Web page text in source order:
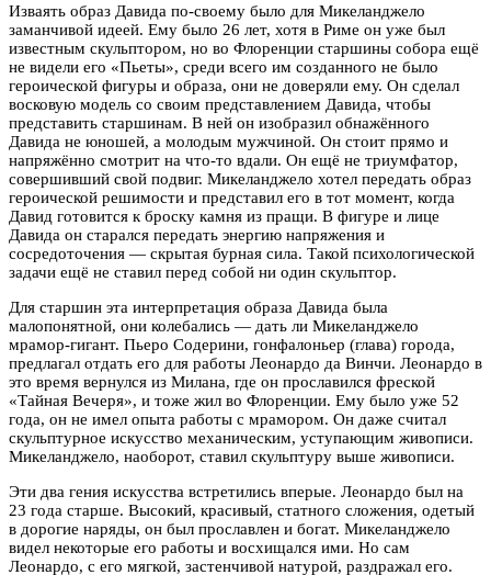
Изваять образ Давида по-своему было для Микеланджело
заманчивой идеей. Ему было 26 лет, хотя в Риме он уже был
известным скульптором, но во Флоренции старшины собора ещё
не видели его «Пьеты», среди всего им созданного не было
героической фигуры и образа, они не доверяли ему. Он сделал
восковую модель со своим представлением Давида, чтобы
представить старшинам. В ней он изобразил обнажённого
Давида не юношей, а молодым мужчиной. Он стоит прямо и
напряжённо смотрит на что-то вдали. Он ещё не триумфатор,
совершивший свой подвиг. Микеланджело хотел передать образ
героической решимости и представил его в тот момент, когда
Давид готовится к броску камня из пращи. В фигуре и лице
Давида он старался передать энергию напряжения и
сосредоточения — скрытая бурная сила. Такой психологической
задачи ещё не ставил перед собой ни один скульптор.
Для старшин эта интерпретация образа Давида была
малопонятной, они колебались — дать ли Микеланджело
мрамор-гигант. Пьеро Содерини, гонфалоньер (глава) города,
предлагал отдать его для работы Леонардо да Винчи. Леонардо в
это время вернулся из Милана, где он прославился фреской
«Тайная Вечеря», и тоже жил во Флоренции. Ему было уже 52
года, он не имел опыта работы с мрамором. Он даже считал
скульптурное искусство механическим, уступающим живописи.
Микеланджело, наоборот, ставил скульптуру выше живописи.
Эти два гения искусства встретились вперые. Леонардо был на
23 года старше. Высокий, красивый, статного сложения, одетый
в дорогие наряды, он был прославлен и богат. Микеланджело
видел некоторые его работы и восхищался ими. Но сам
Леонардо, с его мягкой, застенчивой натурой, раздражал его.